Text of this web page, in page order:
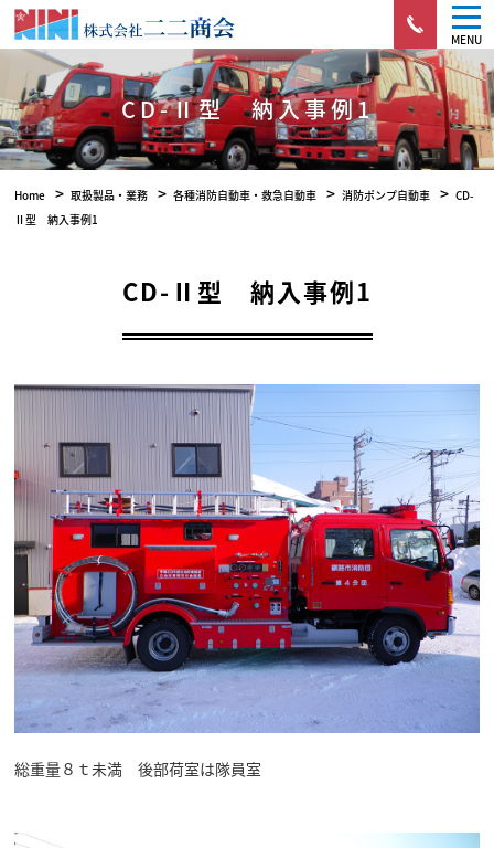
MENU
CD-Ⅱ型 納入事例1
Home > 取扱製品・業務 > 各種消防自動車・救急自動車 > 消防ポンプ自動車 > CD-
Ⅱ型 納入事例1
CD-Ⅱ型 納入事例1
総重量８ｔ未満 後部荷室は隊員室